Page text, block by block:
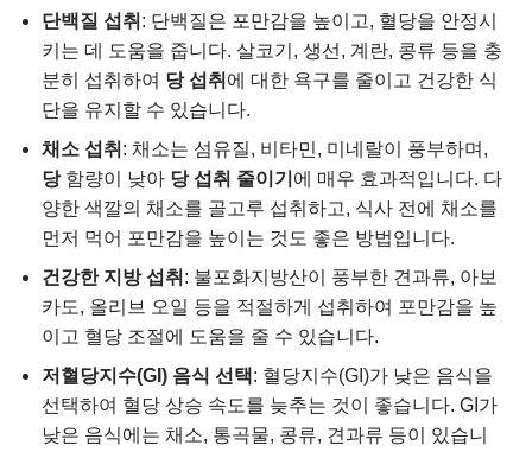
단백질 섭취 : 단백질은 포만감을 높이고, 혈당을 안정시
키는 데 도움을 줍니다. 살코기, 생선, 계란, 콩류 등을 충
분히 섭취하여 당 섭취 에 대한 욕구를 줄이고 건강한 식
단을 유지할 수 있습니다.
채소 섭취 : 채소는 섬유질, 비타민, 미네랄이 풍부하며,
당함량이 낮아 당 섭취 줄이기 에 매우 효과적입니다. 다
양한 색깔의 채소를 골고루 섭취하고, 식사 전에 채소를
먼저 먹어 포만감을 높이는 것도 좋은 방법입니다.
건강한 지방 섭취 : 불포화지방산이 풍부한 견과류, 아보
카도, 올리브 오일 등을 적절하게 섭취하여 포만감을 높
이고 혈당 조절에 도움을 줄 수 있습니다.
저혈당지수(GI) 음식 선택: 혈당지수(GI)가 낮은 음식을
선택하여 혈당 상승 속도를 늦추는 것이 좋습니다. GI가
낮은 음식에는 채소, 통곡물, 콩류, 견과류 등이 있습니